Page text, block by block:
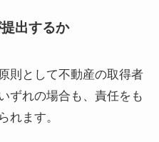
出するか
則として不動産の取得者
ずれの場合も、責任をも
れます。